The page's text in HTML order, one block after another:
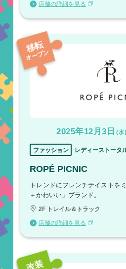
店舗の詳細を見る
移転
オープン
2025年12月3日 (水)
ファッション レディーストータ
ROPÉ PICNIC
トレンドにフレンチテイストを
＋かわいい」ブランド。
2F トレイル＆トラック
店舗の詳細を見る